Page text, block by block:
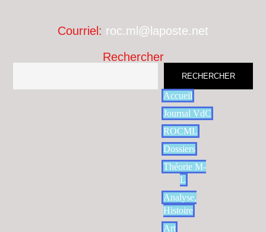
Courriel: roc.ml@laposte.net
Rechercher
RECHERCHER
Accueil
Journal VdC
ROCML
Dossiers
Théorie M-
L
Analyse,
Histoire
Art